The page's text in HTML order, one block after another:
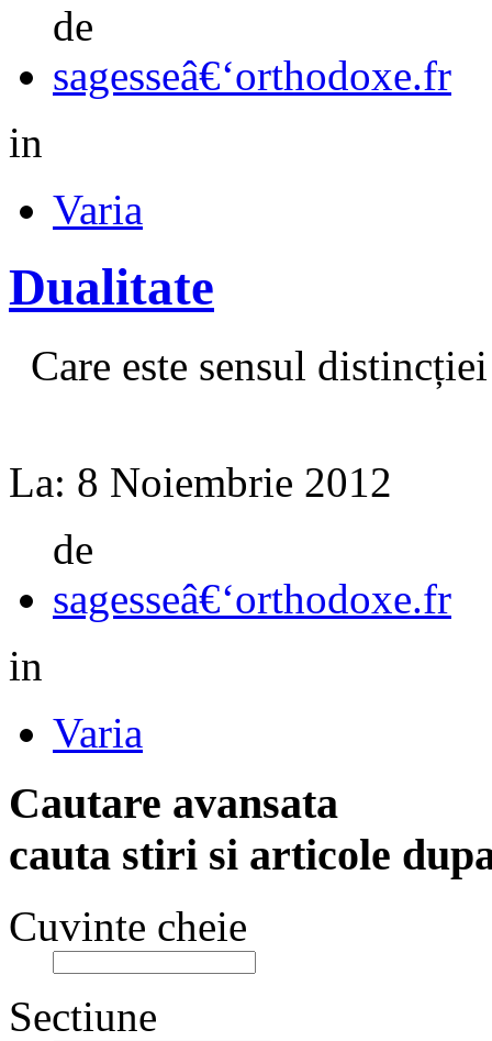
de
sagesseâ€‘orthodoxe.fr
in
Varia
Dualitate
Care este sensul
La: 8 Noiembrie 2012
de
sagesseâ€‘orthodoxe.fr
in
Varia
Cautare avansata
cauta stiri si articole
Cuvinte cheie
Sectiune